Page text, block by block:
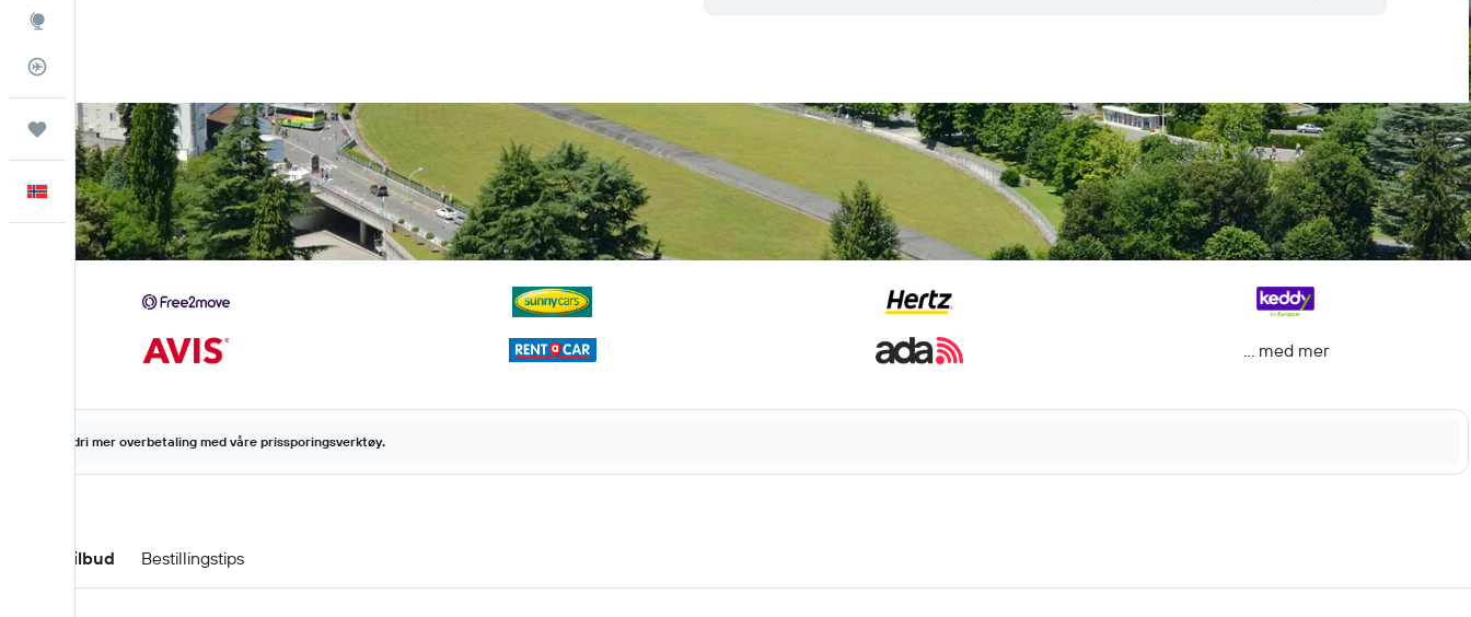
Reiser
Norsk
… med mer
Aldri mer overbetaling med våre prissporingsverktøy.
Leiebiltilbud Bestillingstips